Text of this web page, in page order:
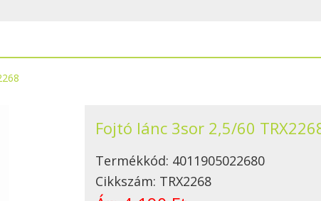
Fojtó lánc 3sor 2,5/60
Termékkód: 4011905022680
Cikkszám: TRX2268